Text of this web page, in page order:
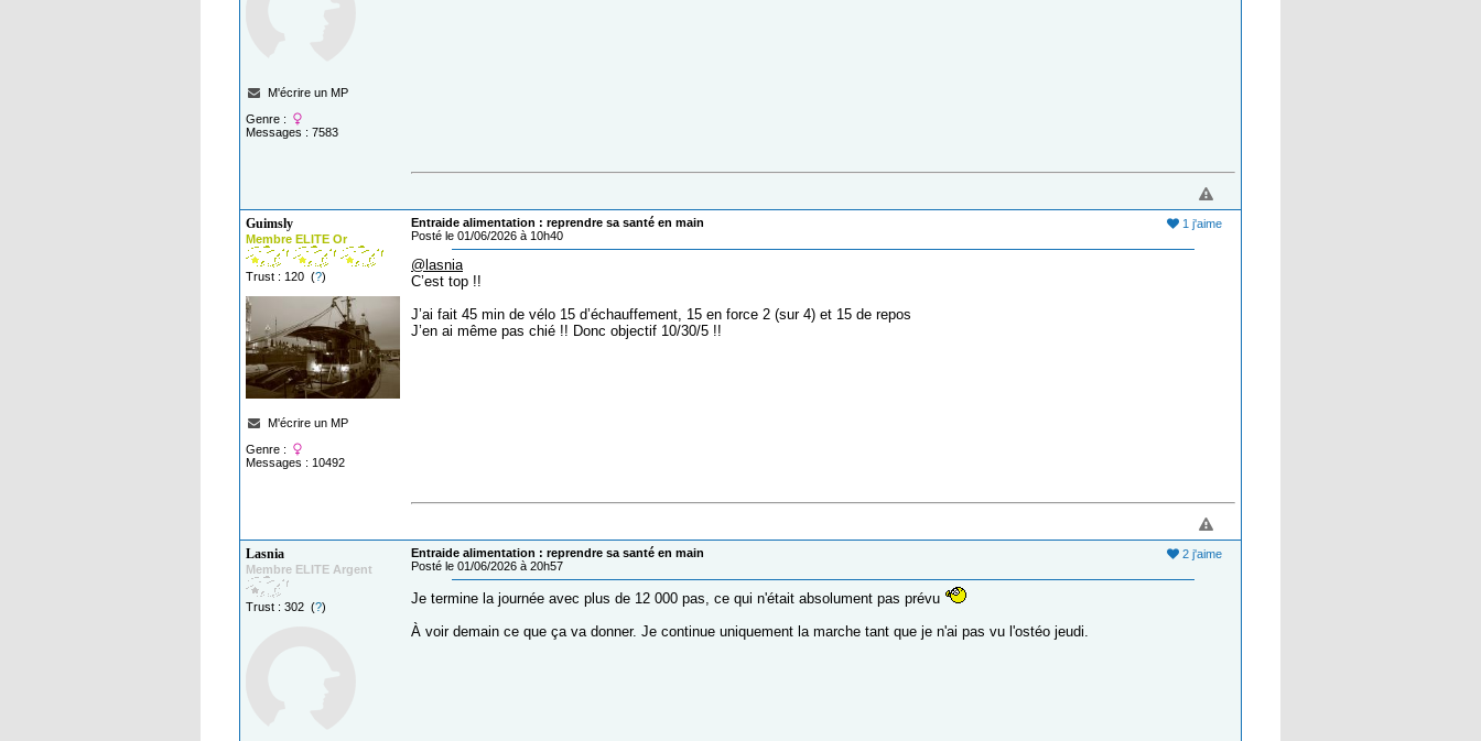
M'écrire un MP
Genre :
Messages : 7583
Guimsly
Membre ELITE Or
Trust : 120 (?)
M'écrire un MP
Genre :
Messages : 10492
1 j'aime
Entraide alimentation : reprendre sa santé en main
Posté le 01/06/2026 à 10h40
@lasnia
C’est top !!
J’ai fait 45 min de vélo 15 d’échauffement, 15 en force 2 (sur 4) et 15 de repos
J’en ai même pas chié !! Donc objectif 10/30/5 !!
Lasnia
Membre ELITE Argent
Trust : 302 (?)
2 j'aime
Entraide alimentation : reprendre sa santé en main
Posté le 01/06/2026 à 20h57
Je termine la journée avec plus de 12 000 pas, ce qui n'était absolument pas prévu
À voir demain ce que ça va donner. Je continue uniquement la marche tant que je n'ai pas vu l'ostéo jeudi.